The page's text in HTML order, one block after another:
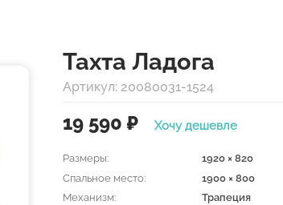
Тахта Ладога
Артикул: 20080031-1524
19 590 ₽ Хочу дешевле
Размеры:
1920 × 820
Спальное место:
1900 × 800
Механизм:
Трапеция